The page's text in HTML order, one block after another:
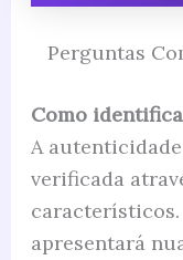
Perguntas
Como
A
verificada
apresentará